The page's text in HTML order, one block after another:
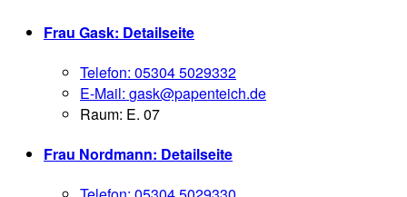
Frau Gask: Detailseite
Telefon: 05304 5029332
E-Mail: gask@papenteich.de
Raum: E. 07
Frau Nordmann: Detailseite